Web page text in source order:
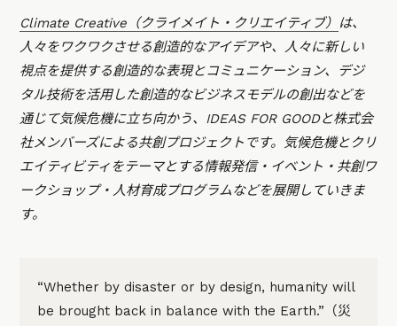
Climate Creative（クライメイト・クリエイティブ） は、
人々をワクワクさせる創造的なアイデアや、人々に新しい
視点を提供する創造的な表現とコミュニケーション、デジ
タル技術を活用した創造的なビジネスモデルの創出などを
通じて気候危機に立ち向かう、IDEAS FOR GOODと株式会
社メンバーズによる共創プロジェクトです。気候危機とクリ
エイティビティをテーマとする情報発信・イベント・共創ワ
ークショップ・人材育成プログラムなどを展開していきま
す。
“Whether by disaster or by design, humanity will
be brought back in balance with the Earth.”（災